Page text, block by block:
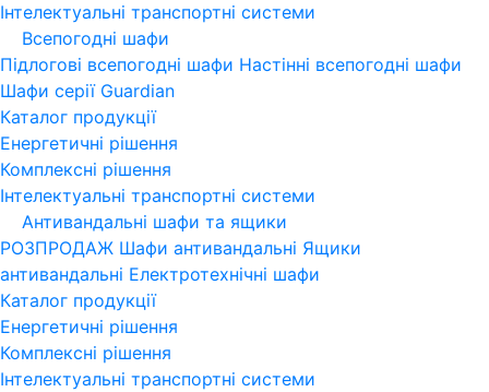
Інтелектуальні транспортні системи
Всепогодні шафи
Підлогові всепогодні шафи Настінні всепогодні шафи
Шафи серії Guardian
Каталог продукції
Енергетичні рішення
Комплексні рішення
Інтелектуальні транспортні системи
Антивандальні шафи та ящики
РОЗПРОДАЖ Шафи антивандальні Ящики
антивандальні Електротехнічні шафи
Каталог продукції
Енергетичні рішення
Комплексні рішення
Інтелектуальні транспортні системи